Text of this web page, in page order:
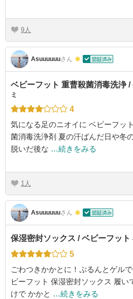
9
Asuuuuuuさん
ベビーフット 重曹殺菌消毒洗浄 /
ミ
4
気になる足のニオイに ベビーフッ
菌消毒洗浄剤 夏の汗ばんだ日や冬
脱いだ後な …続きをみる
1
Asuuuuuuさん
保湿密封ソックス / ベビーフット
5
ごわつきかかとに！ぷるんとゲ
ビーフット 保湿密封ソックス 履い
けで かかと …続きをみる